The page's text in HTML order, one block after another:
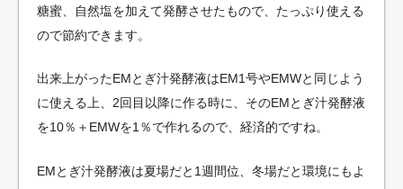
糖蜜、自然塩を加えて発酵させたもので、たっぷり使える
ので節約できます。
出来上がったEMとぎ汁発酵液はEM1号やEMWと同じよう
に使える上、2回目以降に作る時に、そのEMとぎ汁発酵液
を10％＋EMWを1％で作れるので、経済的ですね。
EMとぎ汁発酵液は夏場だと1週間位、冬場だと環境にもよ